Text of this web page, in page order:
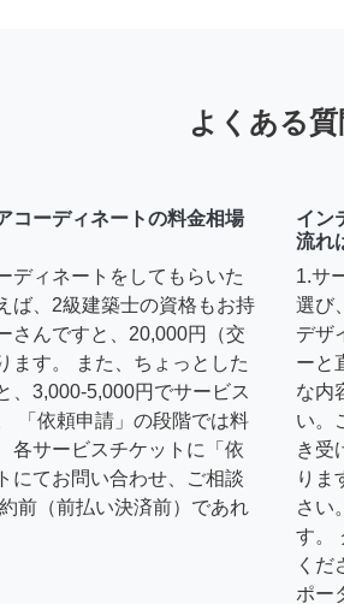
よくある質
コーディネートの料金相場
ディネートをしてもらいた
ば、2級建築士の資格もお持
さんですと、20,000円（交
ます。 また、ちょっとした
、3,000-5,000円でサービス
「依頼申請」の段階では料
各サービスチケットに「依
にてお問い合わせ、ご相談
前（前払い決済前）であれ
イン
流れ
1.サ
選び
デザ
ーと
な内
い。
き受
りま
さい
す。
くだ
ポー